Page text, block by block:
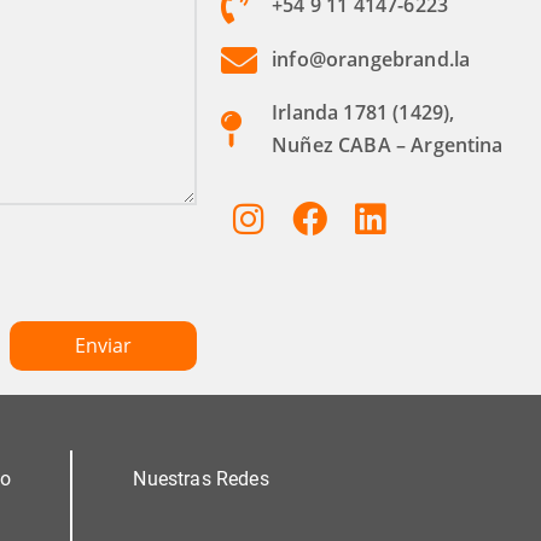
info@orangebrand.la
Irlanda 1781 (1429),
Nuñez CABA – Argentina
Nuestras Redes